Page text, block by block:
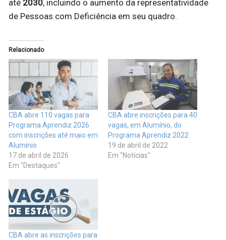
até 2030, incluindo o aumento da representatividade
de Pessoas com Deficiência em seu quadro.
Relacionado
CBA abre 110 vagas para
Programa Aprendiz 2026
com inscrições até maio em
Alumínio
17 de abril de 2026
Em "Destaques"
CBA abre inscrições para 40
vagas, em Alumínio, do
Programa Aprendiz 2022
19 de abril de 2022
Em "Notícias"
CBA abre as inscrições para